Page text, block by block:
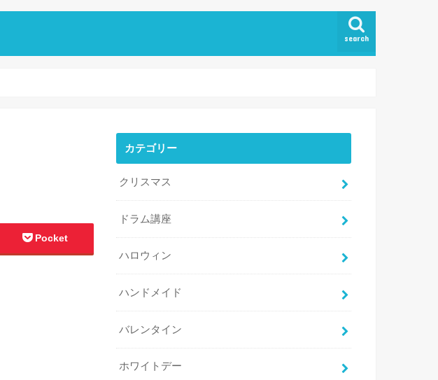
search
Pocket
カテゴリー
クリスマス
ドラム講座
ハロウィン
ハンドメイド
バレンタイン
ホワイトデー